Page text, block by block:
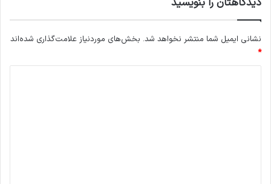
نشانی ایمیل شما منتشر نخواهد شد. بخش‌های موردنیاز علامت‌گذاری شده‌اند
*